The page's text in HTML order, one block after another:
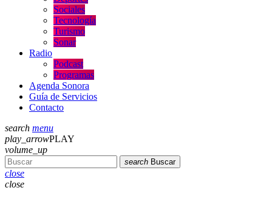
Sociales
Tecnología
Turismo
Sonar
Radio
Podcast
Programas
Agenda Sonora
Guía de Servicios
Contacto
search menu
play_arrowPLAY
volume_up
search Buscar
close
close